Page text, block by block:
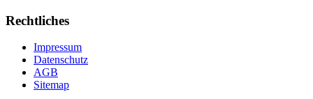
Rechtliches
Impressum
Datenschutz
AGB
Sitemap